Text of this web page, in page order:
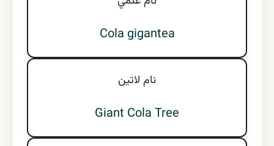
Cola gigantea
نام لاتين
Giant Cola Tree